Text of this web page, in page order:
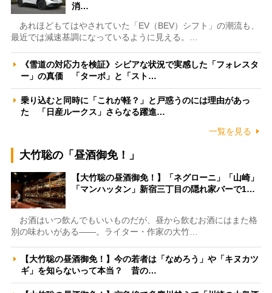
消…
あれほどもてはやされていた「EV（BEV）シフト」の潮流も、
最近では減速基調になっているように見える。…
《雪道の対応力を検証》シビアな状況で実感した「フォレスタ
ー」の真価 「ターボ」と「スト…
乗り込むと同時に「これが軽？」と戸惑うのには理由があっ
た 「日産ルークス」さらなる躍進…
一覧を見る
大竹聡の「昼酒御免！」
【大竹聡の昼酒御免！】「ネグローニ」「山崎」
「マンハッタン」新宿三丁目の隠れ家バーで1…
お酒はいつ飲んでもいいものだが、昼から飲むお酒にはまた格
別の味わいがある――。ライター・作家の大竹…
【大竹聡の昼酒御免！】今の若者は「なめろう」や「キヌカツ
ギ」を知らないって本当？ 昔の…